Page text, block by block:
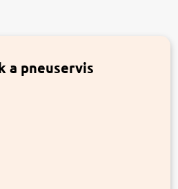
a pneuservis